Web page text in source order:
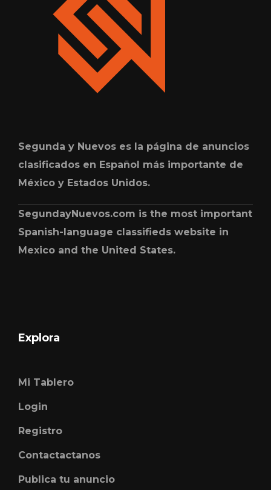
Segunda y Nuevos es la página de anuncios
clasificados en Español más importante de
México y Estados Unidos.
SegundayNuevos.com is the most important
Spanish-language classifieds website in
Mexico and the United States.
Explora
Mi Tablero
Login
Registro
Contactactanos
Publica tu anuncio